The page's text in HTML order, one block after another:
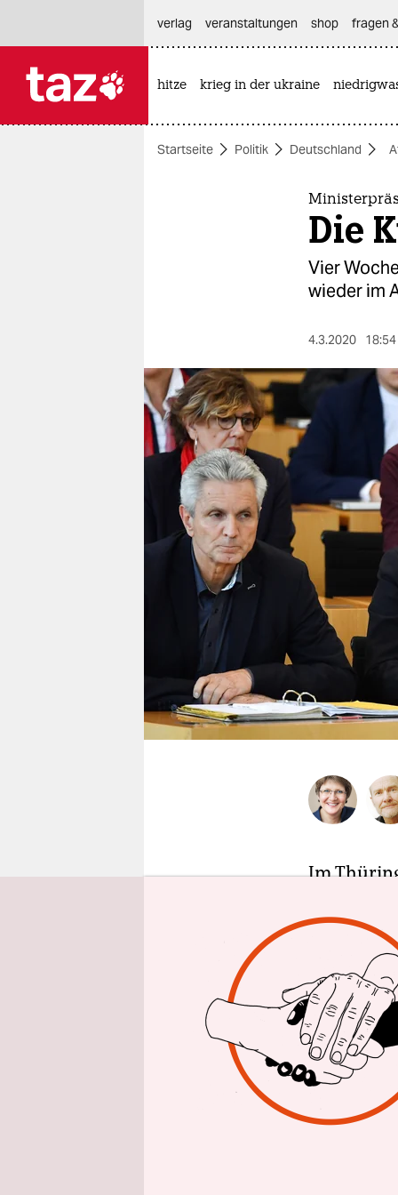
themen
berlin
nord
wahrheit
verlag
verlag
veranstaltungen
fragen & hilfe
unterstützen
abo
verlag
veranstaltungen shop fragen
hitze krieg in der ukraine
Startseite Politik Deutschland
Die
Vier
wieder im
4.3.2020
Im
Wochen
des
will
fehlen,
Mann von
Händen zu
Doch es ist
Thomas
sondern
gewählt